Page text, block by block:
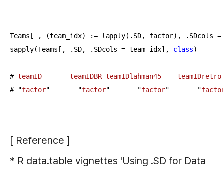
Teams[ , (team_idx) := lapply(.SD, factor), .SDcols =
sapply(Teams[, .SD, .SDcols = team_idx], class)
# teamID teamIDBR teamIDlahman45
teamIDretro
# "factor"       "factor"       "factor"       "
[ Reference ]
* R data.table vignettes 'Using .SD for Data